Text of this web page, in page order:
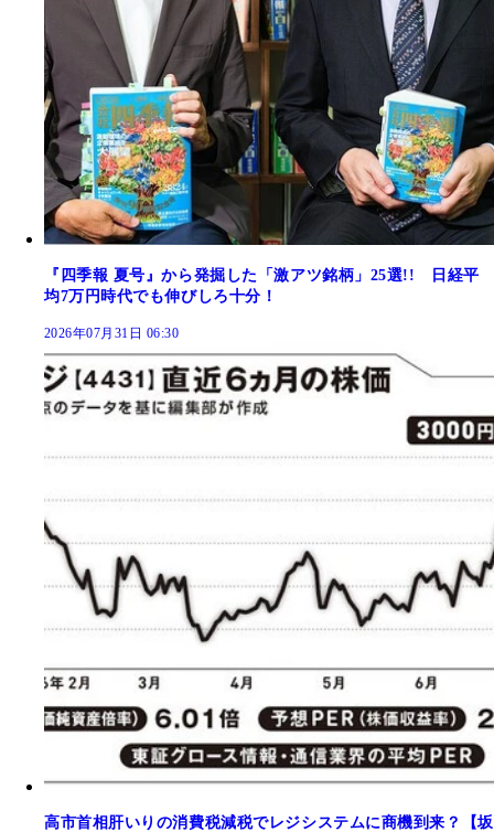
『四季報 夏号』から発掘した「激アツ銘柄」25選!! 日経平
均7万円時代でも伸びしろ十分！
2026年07月31日 06:30
高市首相肝いりの消費税減税でレジシステムに商機到来？【坂